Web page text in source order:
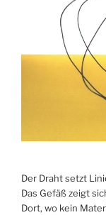
Der Draht setzt
Das Gefäß zeigt
Dort, wo kein